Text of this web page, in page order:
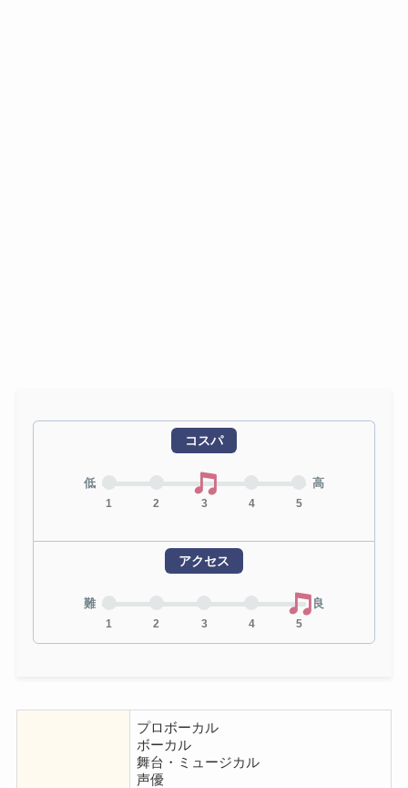
コスパ
低
1 2 3 4 5
高
アクセス
難
1 2 3 4 5
良
プロボーカル
ボーカル
舞台・ミュージカル
声優